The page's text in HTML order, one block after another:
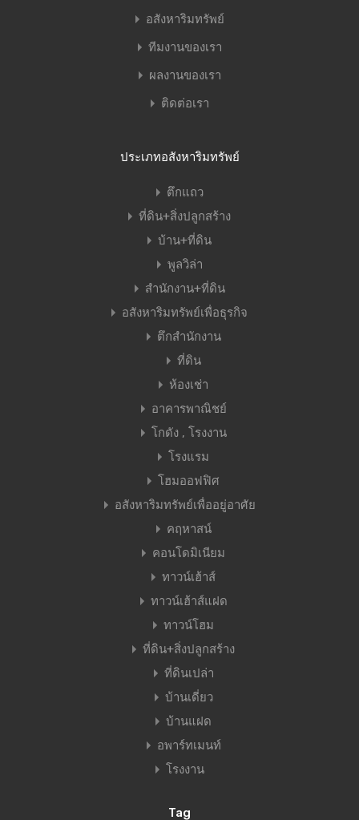
อสังหาริมทรัพย์
ทีมงานของเรา
ผลงานของเรา
ติดต่อเรา
ประเภทอสังหาริมทรัพย์
ตึกแถว
ที่ดิน+สิ่งปลูกสร้าง
บ้าน+ที่ดิน
พูลวิล่า
สำนักงาน+ที่ดิน
อสังหาริมทรัพย์เพื่อธุรกิจ
ตึกสำนักงาน
ที่ดิน
ห้องเช่า
อาคารพาณิชย์
โกดัง , โรงงาน
โรงแรม
โฮมออฟฟิศ
อสังหาริมทรัพย์เพื่ออยู่อาศัย
คฤหาสน์
คอนโดมิเนียม
ทาวน์เฮ้าส์
ทาวน์เฮ้าส์แฝด
ทาวน์โฮม
ที่ดิน+สิ่งปลูกสร้าง
ที่ดินเปล่า
บ้านเดี่ยว
บ้านแฝด
อพาร์ทเมนท์
โรงงาน
Tag